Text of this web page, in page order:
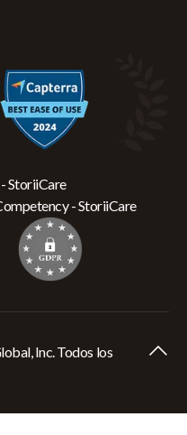
Inc. Todos los